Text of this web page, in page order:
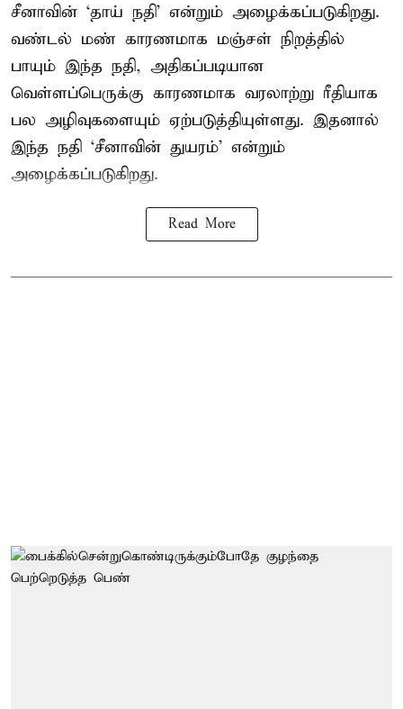
சீனாவின் ‘தாய் நதி’ என்றும் அழைக்கப்படுகிறது.
வண்டல் மண் காரணமாக மஞ்சள் நிறத்தில்
பாயும் இந்த நதி, அதிகப்படியான
வெள்ளப்பெருக்கு காரணமாக வரலாற்று ரீதியாக
பல அழிவுகளையும் ஏற்படுத்தியுள்ளது. இதனால்
இந்த நதி ‘சீனாவின் துயரம்’ என்றும்
அழைக்கப்படுகிறது.
Read More